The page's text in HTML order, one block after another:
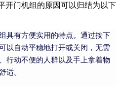
开门机组的原因可以归结为以下
具有方便实用的特点。通过按下
以自动平稳地打开或关闭，无需
行动不便的人群以及手上拿着物
适。